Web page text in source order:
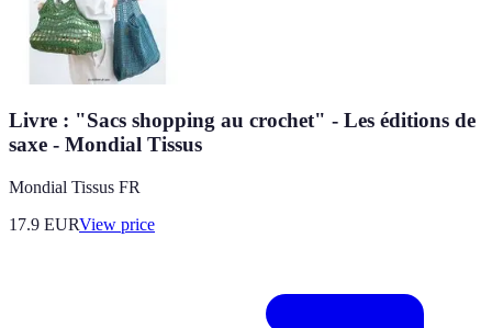
Livre : "Sacs shopping au crochet" - Les éditions de
saxe - Mondial Tissus
Mondial Tissus FR
17.9 EURView price